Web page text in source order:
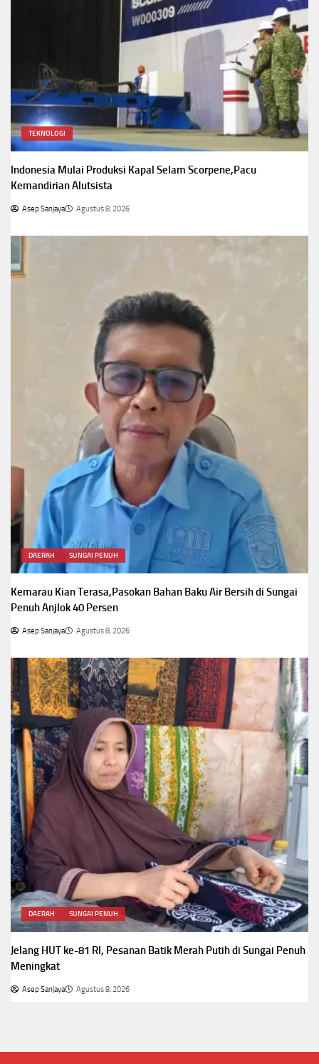
TEKNOLOGI
Indonesia Mulai Produksi Kapal Selam Scorpene,Pacu
Kemandirian Alutsista
Asep Sanjaya Agustus 8, 2026
DAERAH SUNGAI PENUH
Kemarau Kian Terasa,Pasokan Bahan Baku Air Bersih di Sungai
Penuh Anjlok 40 Persen
Asep Sanjaya Agustus 8, 2026
DAERAH SUNGAI PENUH
Jelang HUT ke-81 RI, Pesanan Batik Merah Putih di Sungai Penuh
Meningkat
Asep Sanjaya Agustus 8, 2026